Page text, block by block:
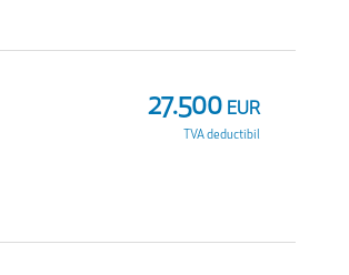
27.500 EUR
TVA deductibil